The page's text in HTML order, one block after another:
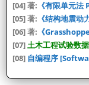
Dissipated Energy
蔡博on[程序]
motions [基于目标谱
[04] 著: 《有限单元法
[05] 著: 《结构地震动
[06] 著: 《
[07]土木工程试验数
[08] 自编程序